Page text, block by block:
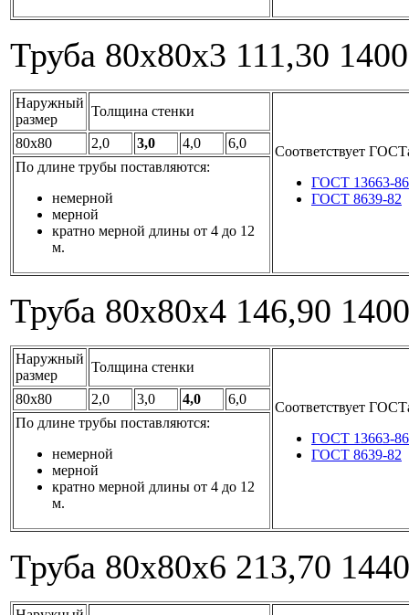
Труба 80x80x3 111,30
Наружный
размер
Толщина стенки
Соответствует
ГОСТ 13663-86
ГОСТ 8639-82
80x80 2,0 3,0 4,0
6,0
По длине трубы поставляются:
немерной
мерной
кратно мерной длины от 4 до 12
м.
Труба 80x80x4 146,90
Наружный
размер
Толщина стенки
Соответствует
ГОСТ 13663-86
ГОСТ 8639-82
80x80 2,0 3,0 4,0
6,0
По длине трубы поставляются:
немерной
мерной
кратно мерной длины от 4 до 12
м.
Труба 80x80x6 213,70